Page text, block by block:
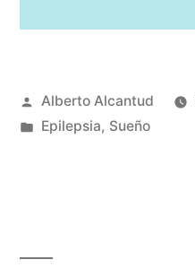
Publicado
por
Alberto Alcantud
Publicado
Epilepsia, Sueño